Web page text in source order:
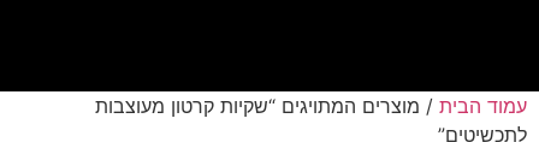
עמוד הבית / מוצרים המתויגים “שקיות קרטון מעוצבות
לתכשיטים”